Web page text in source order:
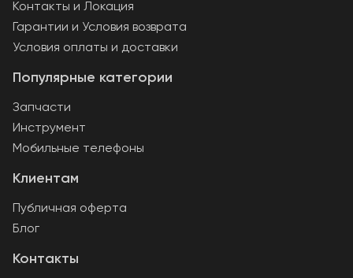
Контакты
Клиентам
Публичная оферта
Блог
Популярные категории
Запчасти
Инструмент
Мобильные телефоны
Контакты и Локация
Гарантии и Условия возврата
Условия оплаты и доставки